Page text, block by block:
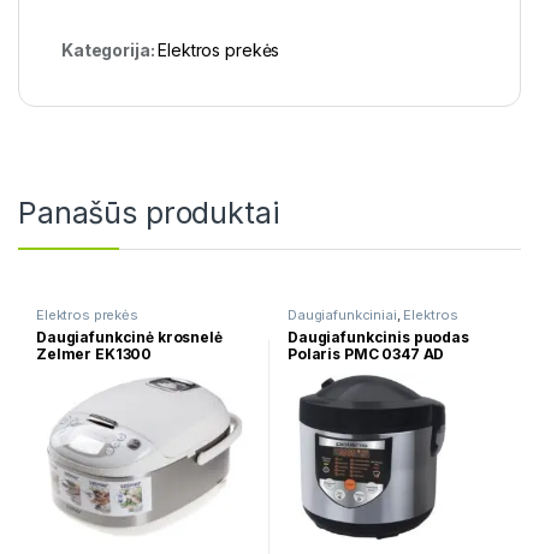
Kategorija:Elektros prekės
Panašūs produktai
Elektros prekės
Daugiafunkcinė krosnelė
Zelmer EK1300
Daugiafunkciniai, Elektros
prekės
Daugiafunkcinis puodas
Polaris PMC 0347 AD